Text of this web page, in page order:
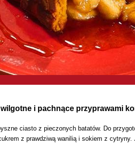
i pachnące przyprawami
ciasto z pieczonych batatów. Do
z prawdziwą wanilią i sokiem z